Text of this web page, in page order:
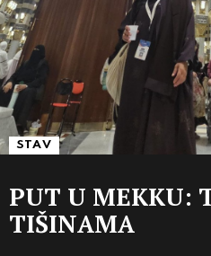
STAV
PUT U MEKKU:
TIŠINAMA